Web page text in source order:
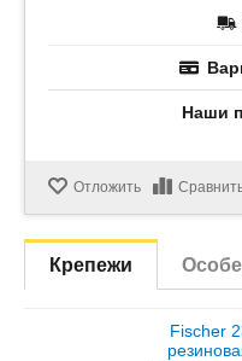
Наши
Отложить
Крепежи
Fischer